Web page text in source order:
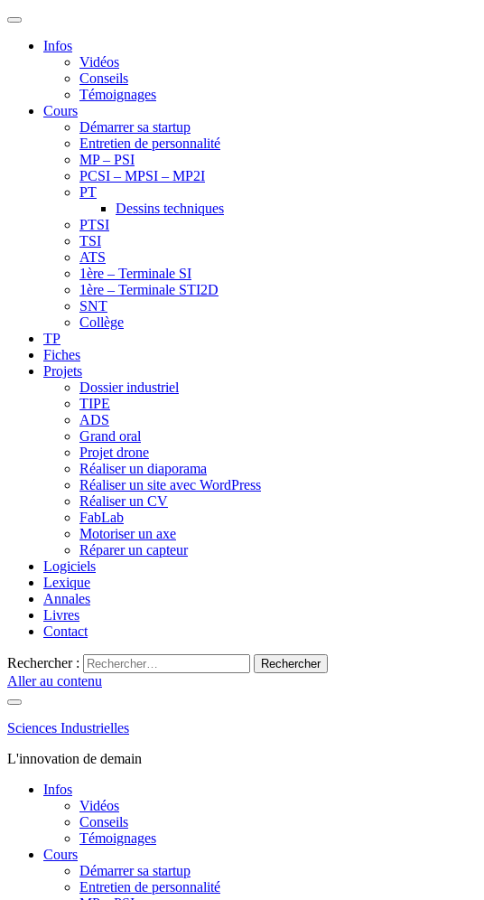
Infos
Vidéos
Conseils
Témoignages
Cours
Démarrer sa startup
Entretien de personnalité
MP – PSI
PCSI – MPSI – MP2I
PT
Dessins techniques
PTSI
TSI
ATS
1ère – Terminale SI
1ère – Terminale STI2D
SNT
Collège
TP
Fiches
Projets
Dossier industriel
TIPE
ADS
Grand oral
Projet drone
Réaliser un diaporama
Réaliser un site avec WordPress
Réaliser un CV
FabLab
Motoriser un axe
Réparer un capteur
Logiciels
Lexique
Annales
Livres
Contact
Rechercher :
Aller au contenu
Sciences Industrielles
L'innovation de demain
Infos
Vidéos
Conseils
Témoignages
Cours
Démarrer sa startup
Entretien de personnalité